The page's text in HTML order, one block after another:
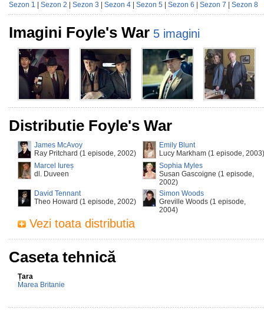
Sezon 1 Sezon 2 Sezon 3 Sezon 4 Sezon 5 Sezon 6 Sezon 7 Sezon 8
Imagini Foyle's War 5 imagini
Distributie Foyle's War
James McAvoy
Ray Pritchard (1 episode, 2002)
Emily Blunt
Lucy Markham (1 episode, 2003)
Marcel Iureș
dl. Duveen
Sophia Myles
Susan Gascoigne (1 episode,
2002)
David Tennant
Theo Howard (1 episode, 2002)
Simon Woods
Greville Woods (1 episode,
2004)
Vezi toata distributia
Caseta tehnică
Țara
Marea Britanie